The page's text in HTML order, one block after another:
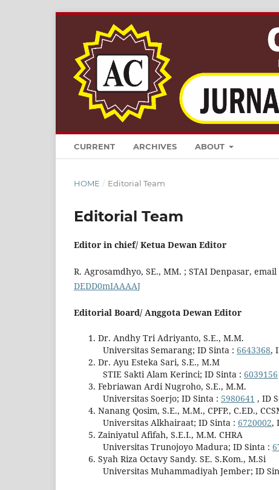
CURRENT ARCHIVES ABOUT
HOME / Editorial Team
Editorial Team
Editor in chief/ Ketua Dewan Editor
R. Agrosamdhyo, SE., MM. ; STAI Denpasar,
DEDD0mIAAAAJ
Editorial Board/ Anggota Dewan Editor
Dr. Andhy Tri Adriyanto, S.E., M.M.
Universitas Semarang; ID Sinta : 6643368,
Dr. Ayu Esteka Sari, S.E., M.M
STIE Sakti Alam Kerinci; ID Sinta : 6039156
Febriawan Ardi Nugroho, S.E., M.M.
Universitas Soerjo; ID Sinta : 5980641 , ID
Nanang Qosim, S.E., M.M., CPFP., C.ED.,
Universitas Alkhairaat; ID Sinta : 6720002,
Zainiyatul Afifah, S.E.I., M.M. CHRA
Universitas Trunojoyo Madura; ID Sinta :
Syah Riza Octavy Sandy. SE. S.Kom., M.Si
Universitas Muhammadiyah Jember; ID